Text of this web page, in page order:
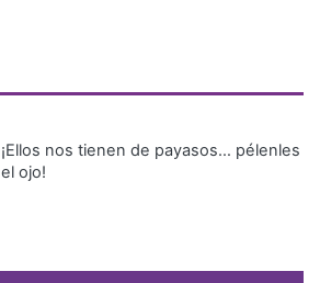
¡Ellos nos tienen de payasos… pélenles
el ojo!